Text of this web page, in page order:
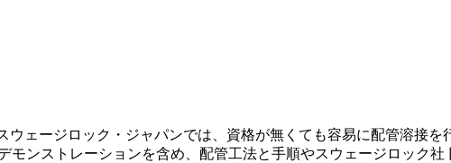
ウェージロック・ジャパンでは、資格が無くても容易に配管溶接
ンストレーションを含め、配管工法と手順やスウェージロック